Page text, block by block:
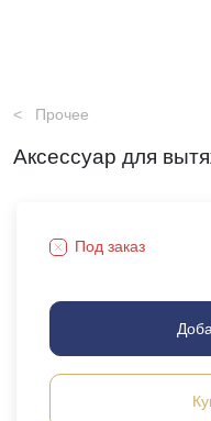
Прочее
Аксессуар для
Под заказ